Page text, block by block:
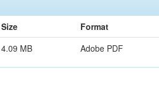
Size
Format
4.09 MB Adobe PDF